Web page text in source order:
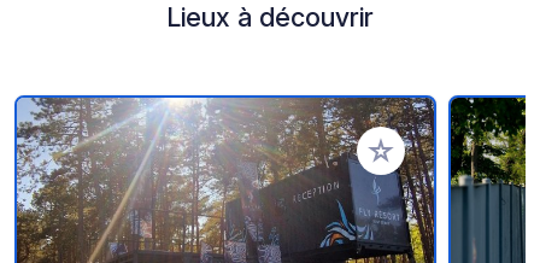
Lieux à découvrir
Ajouter à vos